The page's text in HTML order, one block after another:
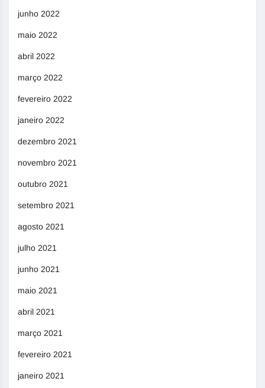
junho 2022
maio 2022
abril 2022
março 2022
fevereiro 2022
janeiro 2022
dezembro 2021
novembro 2021
outubro 2021
setembro 2021
agosto 2021
julho 2021
junho 2021
maio 2021
abril 2021
março 2021
fevereiro 2021
janeiro 2021